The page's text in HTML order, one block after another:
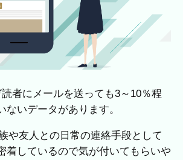
者にメールを送っても3～10％程
ないデータがあります。
や友人との日常の連絡手段として
着しているので気が付いてもらいや